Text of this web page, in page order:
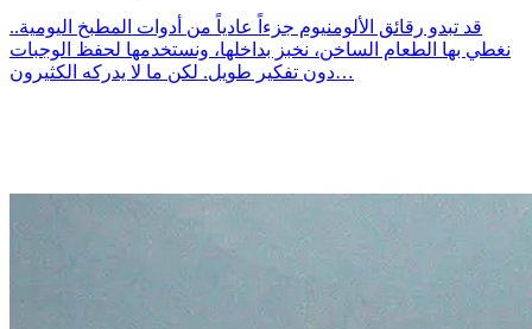
قد تبدو رقائق الألومنيوم جزءاً عادياً من أدوات المطبخ اليومية..
نغطي بها الطعام الساخن، نخبز بداخلها، ونستخدمها لحفظ الوجبات
دون تفكير طويل. لكن ما لا يدركه الكثيرون…